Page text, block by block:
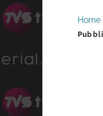
Home